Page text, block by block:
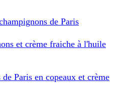
de Paris
et crème fraiche à l'huile
Paris en copeaux et crème